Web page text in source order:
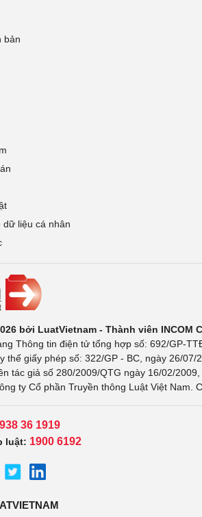
bản
dữ liệu cá nhân
bởi LuatVietnam - Thành viên INCOM
Thông tin điện tử tổng hợp số: 692/GP-
thế giấy phép số: 322/GP - BC, ngày 26/
tác giả số 280/2009/QTG ngày 16/02/
ty Cổ phần Truyền thông Luật Việt Nam.
36 1919
luật: 1900 6192